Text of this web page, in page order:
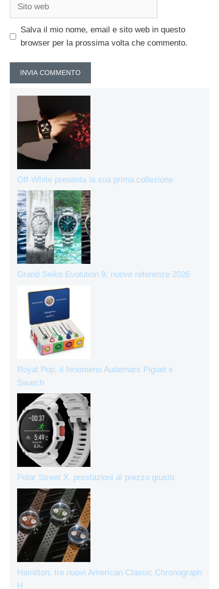
Salva il mio nome, email e sito web in questo
browser per la prossima volta che commento.
Off-White presenta la sua prima collezione
Grand Seiko Evolution 9, nuove referenze 2026
Royal Pop, il fenomeno Audemars Piguet x
Swatch
Polar Street X, prestazioni al prezzo giusto
Hamilton, tre nuovi American Classic Chronograph
H